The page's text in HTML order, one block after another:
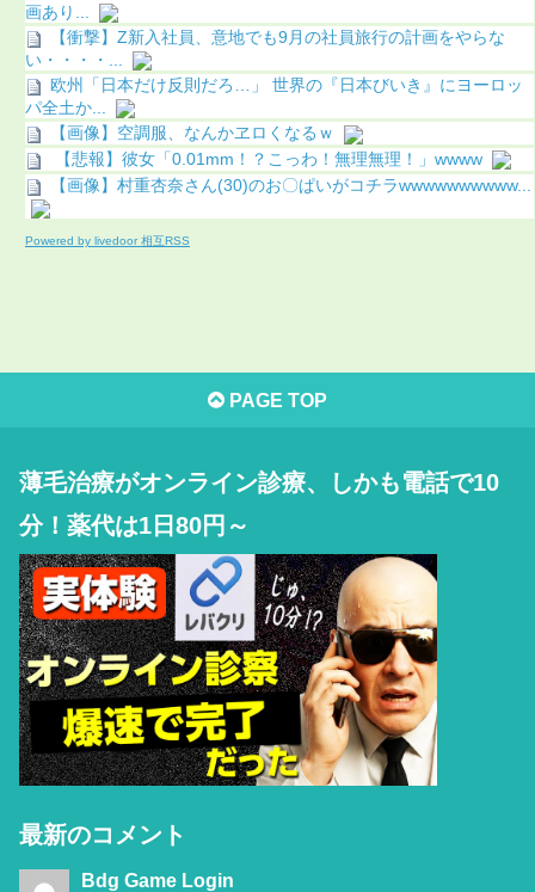
画あり...
【衝撃】Z新入社員、意地でも9月の社員旅行の計画をやらな
い・・・・...
欧州「日本だけ反則だろ…」 世界の『日本びいき』にヨーロッ
パ全土か...
【画像】空調服、なんかヱロくなるｗ
【悲報】彼女「0.01mm！？こっわ！無理無理！」wwww
【画像】村重杏奈さん(30)のお〇ぱいがコチラwwwwwwwwww...
Powered by livedoor 相互RSS
PAGE TOP
薄毛治療がオンライン診療、しかも電話で10
分！薬代は1日80円～
最新のコメント
Bdg Game Login